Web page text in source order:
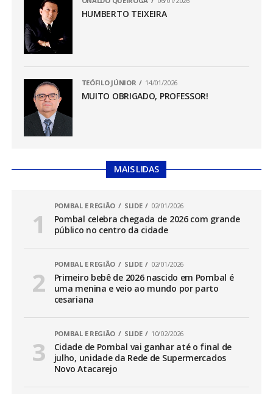
HUMBERTO TEIXEIRA
TEÓFILO JÚNIOR 14/01/2026
MUITO OBRIGADO, PROFESSOR!
MAIS LIDAS
POMBAL E REGIÃO SLIDE 02/01/2026
Pombal celebra chegada de 2026 com grande
público no centro da cidade
POMBAL E REGIÃO SLIDE 02/01/2026
Primeiro bebê de 2026 nascido em Pombal é
uma menina e veio ao mundo por parto
cesariana
POMBAL E REGIÃO SLIDE 10/02/2026
Cidade de Pombal vai ganhar até o final de
julho, unidade da Rede de Supermercados
Novo Atacarejo